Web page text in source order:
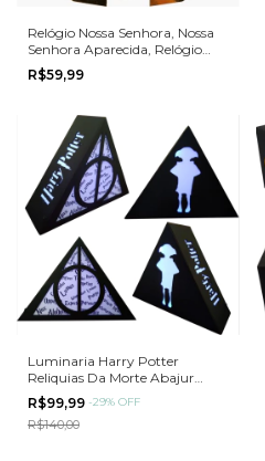
Relógio Nossa Senhora, Nossa
Senhora Aparecida, Relógio
MDF
R$59,99
Luminaria Harry Potter
Reliquias Da Morte Abajur
Reliquias, em MDF 23cm
R$99,99 -29% OFF
R$140,00